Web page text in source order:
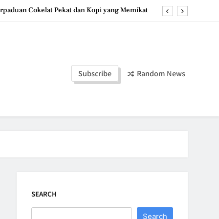
Cokelat Pekat dan Kopi yang Memikat
Manis dan Gurih yang Memanjakan Lidah
Hotteok Manis, Jajanan Korea yang Bikin Nagih
Subscribe Random News
SEARCH
Search